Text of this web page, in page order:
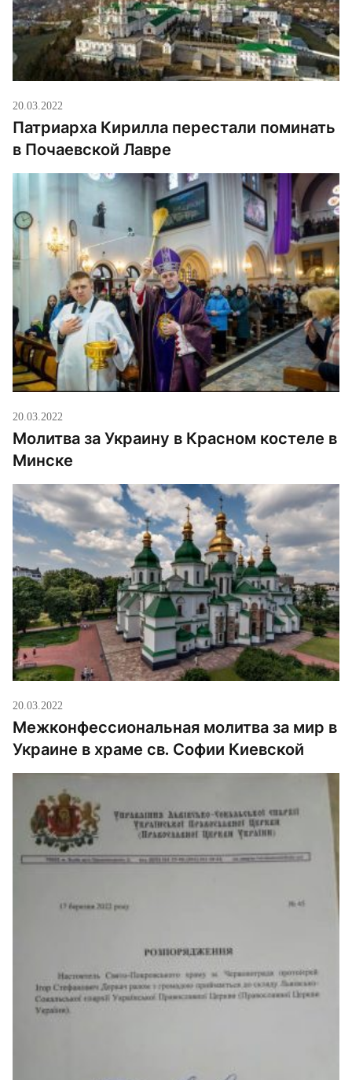
святейших патриарсех православных и о
патриархе Кирилле«. От митрополита Онуфрия:
«Великого господина Кирилла, […]
20.03.2022
Патриарха Кирилла перестали поминать
в Почаевской Лавре
20.03.2022
Молитва за Украину в Красном костеле в
Минске
20.03.2022
Межконфессиональная молитва за мир в
Украине в храме св. Софии Киевской